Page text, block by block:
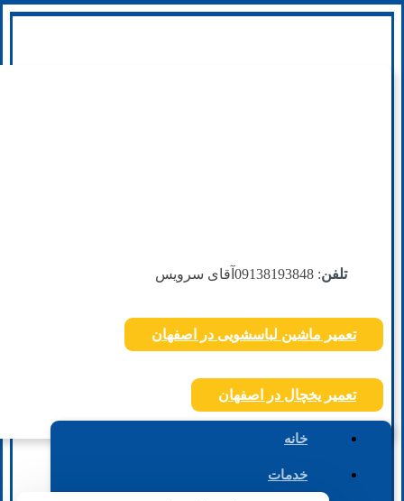
تلفن: 09138193848 آقای سرویس
تعمیر ماشین لباسشویی در اصفهان
تعمیر یخچال در اصفهان
خانه
خدمات